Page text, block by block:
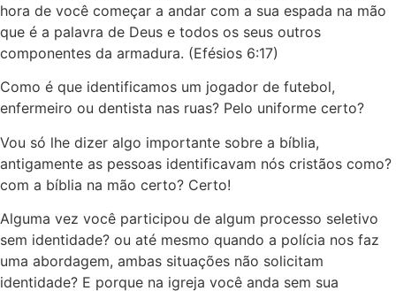
hora de você começar a andar com a sua espada na mão
que é a palavra de Deus e todos os seus outros
componentes da armadura. (Efésios 6:17)
Como é que identificamos um jogador de futebol,
enfermeiro ou dentista nas ruas? Pelo uniforme certo?
Vou só lhe dizer algo importante sobre a bíblia,
antigamente as pessoas identificavam nós cristãos como?
com a bíblia na mão certo? Certo!
Alguma vez você participou de algum processo seletivo
sem identidade? ou até mesmo quando a polícia nos faz
uma abordagem, ambas situações não solicitam
identidade? E porque na igreja você anda sem sua